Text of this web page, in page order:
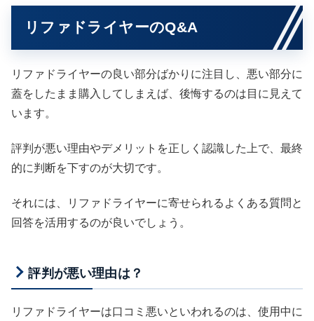
リファドライヤーのQ&A
リファドライヤーの良い部分ばかりに注目し、悪い部分に
蓋をしたまま購入してしまえば、後悔するのは目に見えて
います。
評判が悪い理由やデメリットを正しく認識した上で、最終
的に判断を下すのが大切です。
それには、リファドライヤーに寄せられるよくある質問と
回答を活用するのが良いでしょう。
評判が悪い理由は？
リファドライヤーは口コミ悪いといわれるのは、使用中に